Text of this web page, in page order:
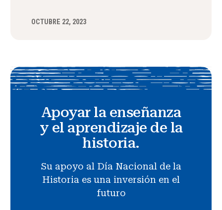
OCTUBRE 22, 2023
Apoyar la enseñanza
y el aprendizaje de la
historia.
Su apoyo al Día Nacional de la
Historia es una inversión en el
futuro